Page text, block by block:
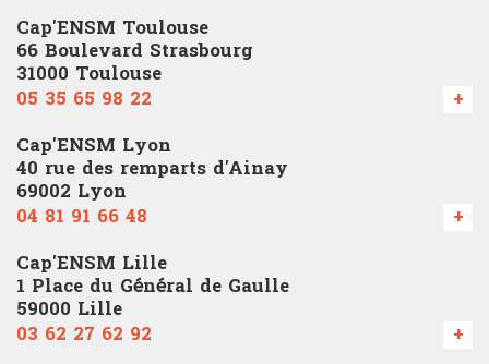
Cap'ENSM Toulouse
66 Boulevard Strasbourg
31000 Toulouse
05 35 65 98 22
+
Cap'ENSM Lyon
40 rue des remparts d'Ainay
69002 Lyon
04 81 91 66 48
+
Cap'ENSM Lille
1 Place du Général de Gaulle
59000 Lille
03 62 27 62 92
+